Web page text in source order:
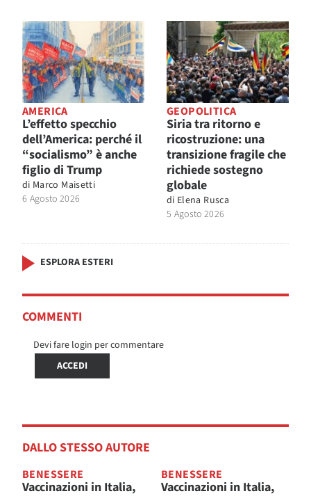
AMERICA
L’effetto specchio
dell’America: perché il
“socialismo” è anche
figlio di Trump
di Marco Maisetti
6 Agosto 2026
GEOPOLITICA
Siria tra ritorno e
ricostruzione: una
transizione fragile che
richiede sostegno
globale
di Elena Rusca
5 Agosto 2026
ESPLORA ESTERI
COMMENTI
Devi fare login per commentare
ACCEDI
DALLO STESSO AUTORE
BENESSERE
Vaccinazioni in Italia,
BENESSERE
Vaccinazioni in Italia,